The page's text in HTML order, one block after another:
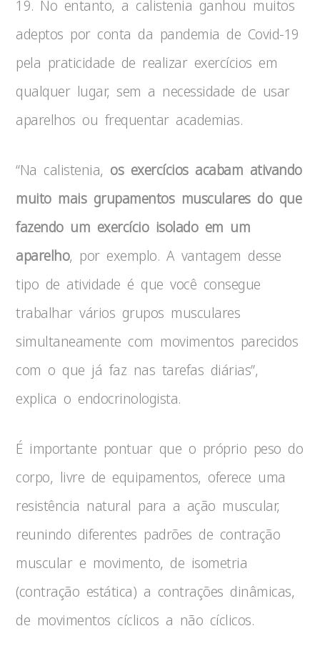
19. No entanto, a calistenia ganhou muitos
adeptos por conta da pandemia de Covid-19
pela praticidade de realizar exercícios em
qualquer lugar, sem a necessidade de usar
aparelhos ou frequentar academias.
“Na calistenia, os exercícios acabam ativando
muito mais grupamentos musculares do que
fazendo um exercício isolado em um
aparelho, por exemplo. A vantagem desse
tipo de atividade é que você consegue
trabalhar vários grupos musculares
simultaneamente com movimentos parecidos
com o que já faz nas tarefas diárias”,
explica o endocrinologista.
É importante pontuar que o próprio peso do
corpo, livre de equipamentos, oferece uma
resistência natural para a ação muscular,
reunindo diferentes padrões de contração
muscular e movimento, de isometria
(contração estática) a contrações dinâmicas,
de movimentos cíclicos a não cíclicos.